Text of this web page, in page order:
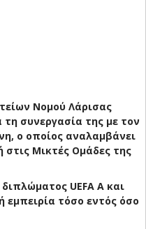
Νομού Λάρισας
τη συνεργασία της με τον
ο οποίος αναλαμβάνει
Μικτές Ομάδες της
UEFA A και
εμπειρία τόσο εντός όσο